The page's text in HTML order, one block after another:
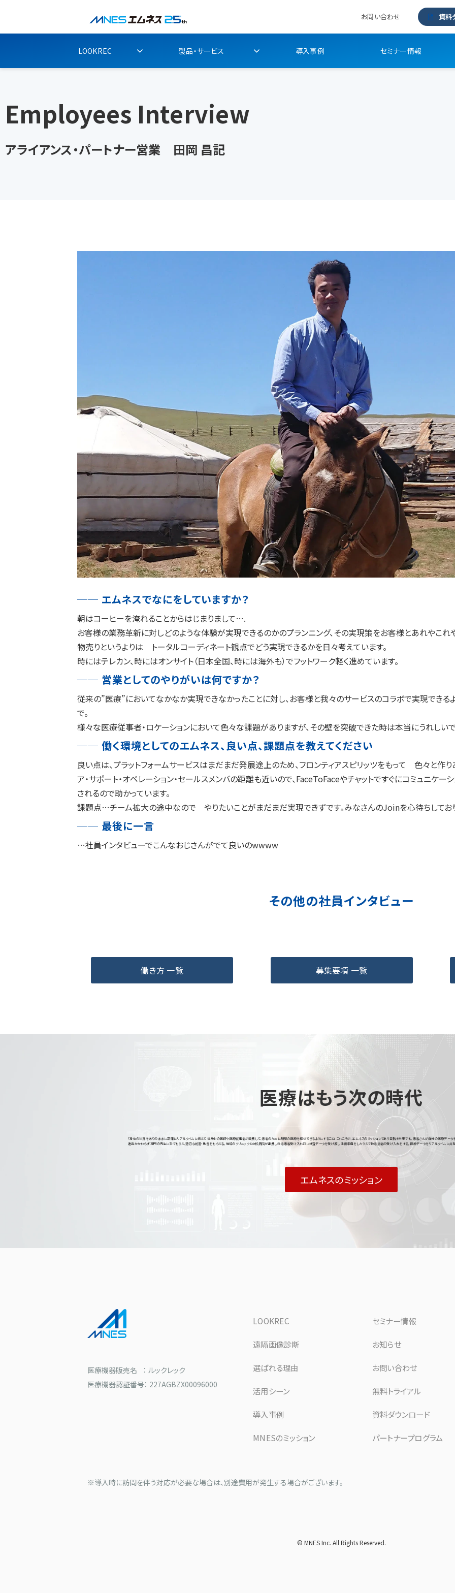
お問い合わせ 資料
LOOKREC 製品・サービス 導入事例 セミナー情報
Employees Interview
アライアンス・パートナー営業　田岡 昌記
── エムネスでなにをしていますか？
朝はコーヒーを淹れることからはじまりまして….
お客様の業務革新に対しどのような体験が実現できるのかのプランニング、その実現策をお客様とあれやこれ
物売りというよりは トータルコーディネート観点でどう実現できるかを日々考えています。
時にはテレカン、時にはオンサイト（日本全国、時には海外も）でフットワーク軽く進めています。
── 営業としてのやりがいは何ですか？
従来の”医療”においてなかなか実現できなかったことに対し、お客様と我々のサービスのコラボで実現できる
で。
様々な医療従事者・ロケーションにおいて色々な課題がありますが、その壁を突破できた時は本当にうれしいで
── 働く環境としてのエムネス、良い点、課題点を教えてください
良い点は、プラットフォームサービスはまだまだ発展途上のため、フロンティアスピリッツをもって 色々と作り
ア・サポート・オペレーション・セールスメンバの距離も近いので、FaceToFaceやチャットですぐにコミュニケ
されるので助かっています。
課題点…チーム拡大の途中なので やりたいことがまだまだ実現できずです。みなさんのJoinを心待ちして
── 最後に一言
…社員インタビューでこんなおじさんがでて良いのwwww
その他の社員インタビュー
働き方 一覧 募集要項 一覧
医療はもう次の時代
「身体の状況をありのままに正確にリアルタイムに伝えて 世界中の医師や医療従事者が連携して、患者のために理想の医療を提供できるようにすること」 これこそが、エムネスのミッションであり目指す未来です。 患者さんが自分の医療デ
遠近かかわらず 専門の先生に診てもらえ、適切な処置・助言をもらえる。 地域のクリニックと中核病院が連携し 救急患者受け入れ前に検査データを受け渡し 手術準備をしたうえで救急患者の受け入れをする。 医療データをリアルタイムに共
エムネスのミッション
医療機器販売名 ： ルックレック
医療機器認証番号： 227AGBZX00096000
LOOKREC
遠隔画像診断
選ばれる理由
活用シーン
導入事例
MNESのミッション
セミナー情報
お知らせ
お問い合わせ
無料トライアル
資料ダウンロード
パートナープログラム
※導入時に訪問を伴う対応が必要な場合は、別途費用が発生する場合がございます。
© MNES Inc. All Rights Reserved.